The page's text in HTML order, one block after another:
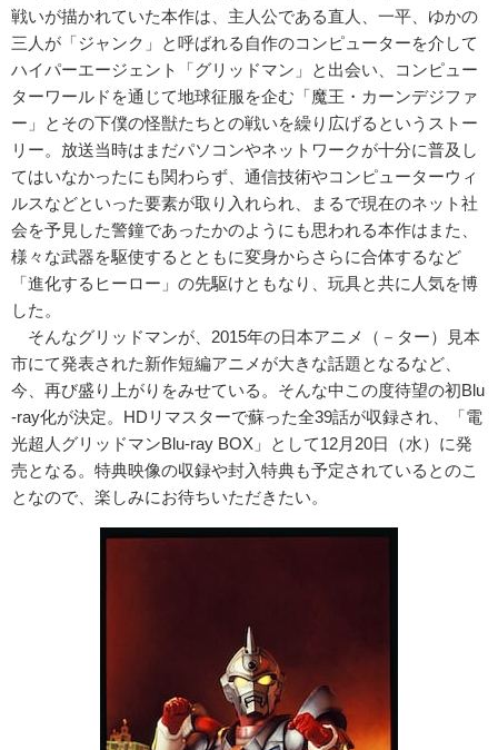
戦いが描かれていた本作は、主人公である直人、一平、ゆかの
三人が「ジャンク」と呼ばれる自作のコンピューターを介して
ハイパーエージ ェント「グリッドマン」と出会い、コンピュー
ターワールドを通じて地球征服を企む「魔王・カーンデジファ
ー」とその下僕の怪獣たちとの戦いを繰り広げるというストー
リー。放送当時はまだパソコ ンやネットワークが十分に普及し
てはいなかったにも関わらず、通信技術やコンピューターウィ
ルスなどといった要素が取り入れられ 、まるで現在のネット社
会を予見した警鐘であったかのようにも思われる本作はまた、
様々な武器を駆使するとともに変身からさらに合体するなど
「進化するヒーロー」の先駆けともなり、玩具と共に 人気を博
した。
そんなグリッドマンが、2015年の日本アニメ（－ター）見本
市にて発表された新作短編アニメが大きな話題となるなど、
今、再び盛り上がりをみせている。そんな中この度待望の初Blu
-ray化が決定。HDリマスターで蘇った全39話が収録され、「電
光超 人グリッドマンBlu-ray BOX」として12月20日（水）に発
売となる。特典映像の収録や封入特典も予定されているとのこ
となので、楽しみにお待ちいただきたい。